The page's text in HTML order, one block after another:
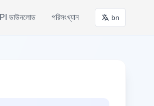
PI ডাউনলোড পরিসংখ্যান bn